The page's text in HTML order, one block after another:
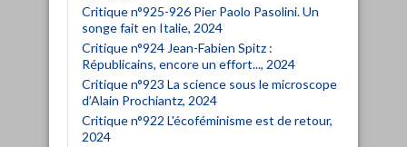
Critique n°925-926 Pier Paolo Pasolini. Un
songe fait en Italie, 2024
Critique n°924 Jean-Fabien Spitz :
Républicains, encore un effort..., 2024
Critique n°923 La science sous le microscope
d’Alain Prochiantz, 2024
Critique n°922 L'écoféminisme est de retour,
2024